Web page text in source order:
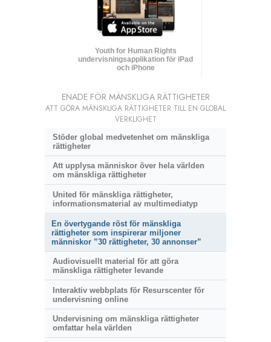
Youth for Human Rights
undervisnings­applikation för iPad
och iPhone
ENADE FÖR MÄNSKLIGA RÄTTIGHETER
ATT GÖRA MÄNSKLIGA RÄTTIGHETER TILL EN GLOBAL
VERKLIGHET
Stöder global medvetenhet om mänskliga
rättigheter
Att upplysa människor över hela världen
om mänskliga rättigheter
United för mänskliga rättigheter,
informationsmaterial av multimediatyp
En övertygande röst för mänskliga
rättigheter som inspirerar miljoner
människor ”30 rättigheter, 30 annonser”
Audiovisuellt material för att göra
mänskliga rättigheter levande
Interaktiv webbplats för Resurscenter för
undervisning online
Undervisning om mänskliga rättigheter
omfattar hela världen